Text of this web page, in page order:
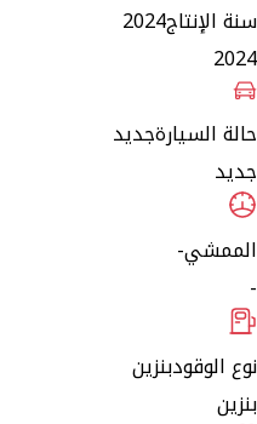
سنة الإنتاج2024
2024
حالة السيارةجديد
جديد
الممشي-
-
نوع الوقودبنزين
بنزين